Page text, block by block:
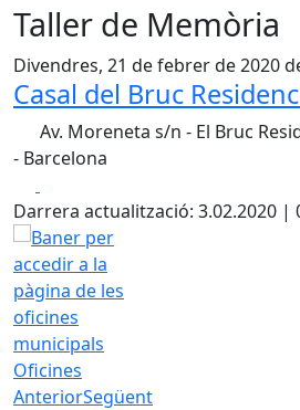
Taller de Memòria
Divendres, 21 de febrer de 2020
Casal del Bruc
Av. Moreneta s/n - El Bruc
- Barcelona
Darrera actualització: 3.02.2020 |
Oficines
AnteriorSegüent